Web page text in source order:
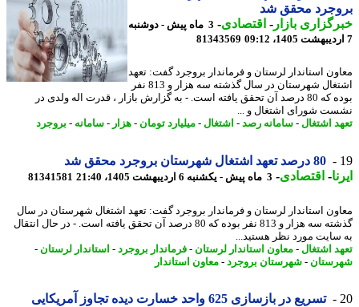
محقق شد
بازار- اقتصادی- 3 ماه پیش - دوشنبه
81343569
استاندار لرستان و فرماندار بروجرد گفت: تعهد
اشتغال شهرستان در سال گذشته سه هزار و 813 نفر
بوده که 80 درصد آن تحقق یافته است. - به گزارش بازار ، قدرت اله ولدی در
شورای اشتغال و ...
اشتغال-سامانه رصد -اشتغال-میلیارد تومان-هزار - سامانه-بروجرد
80 درصد تعهد اشتغال شهرستان بروجرد محقق شد
-اقتصادی-3 ماه پیش - یکشنبه 6 اردیبهشت 1405، 21:40 81341581
استاندار لرستان و فرماندار بروجرد گفت: تعهد اشتغال شهرستان در سال
گذشته سه هزار و 813 نفر بوده که 80 درصد آن تحقق یافته است. - در ﺣﺎل اﻧﺘﻘﺎل
ﻣﻮرد ﻧﻈﺮ ﻫﺴﺘﯿﺪ...
اشتغال-معاون استاندار لرستان-فرماندار بروجرد-استاندار لرستان-
-شهرستان بروجرد-معاون استاندار
تسریع در بازسازی 625 واحد خسارت دیده تجاوز آمریکایی